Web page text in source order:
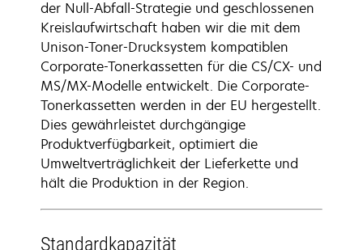
der Null-Abfall-Strategie und geschlossenen
Kreislaufwirtschaft haben wir die mit dem
Unison-Toner-Drucksystem kompatiblen
Corporate-Tonerkassetten für die CS/CX- und
MS/MX-Modelle entwickelt. Die Corporate-
Tonerkassetten werden in der EU hergestellt.
Dies gewährleistet durchgängige
Produktverfügbarkeit, optimiert die
Umweltverträglichkeit der Lieferkette und
hält die Produktion in der Region.
Standardkapazität